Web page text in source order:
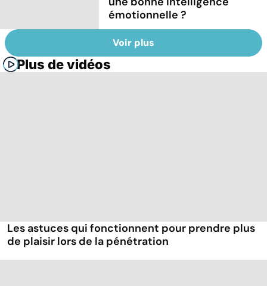
émotionnelle ?
Voir plus
Plus de vidéos
Les astuces qui fonctionnent pour prendre plus
de plaisir lors de la pénétration